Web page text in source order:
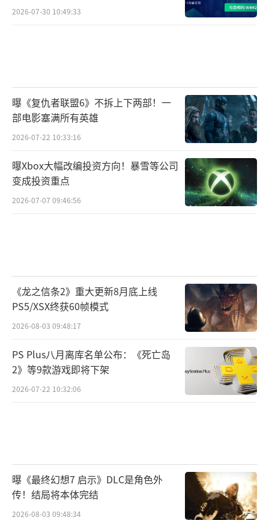
2026-07-30 10:49:33
曝《复仇者联盟6》不拆上下两部！一
部电影塞满所有英雄
2026-07-22 10:33:16
曝Xbox大幅改编投资方向！暴雪等公司
变成投资重点
2026-07-07 09:46:56
《龙之信条2》重大更新8月底上线
PS5/XSX终获60帧模式
2026-08-03 09:48:17
PS Plus八月离库名单公布：《死亡岛
2》等9款游戏即将下架
2026-07-22 10:32:06
曝《最终幻想7 启示》DLC是角色外
传！结局将本体完结
2026-08-03 09:48:34